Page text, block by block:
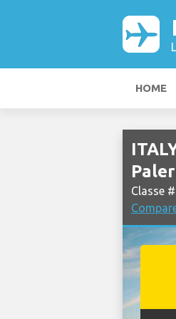
HOME
Classe